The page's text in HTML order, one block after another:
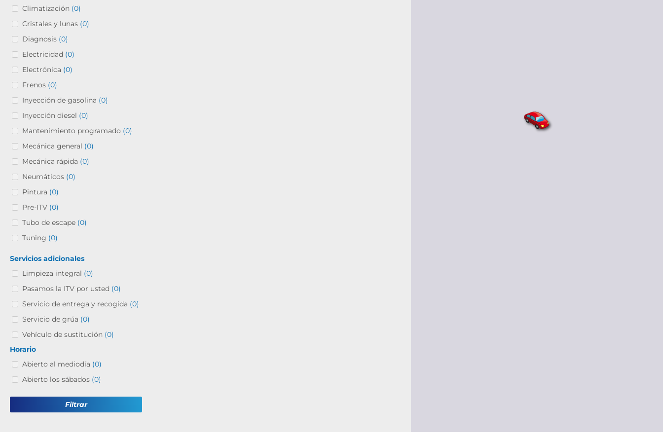
Climatización (0)
Cristales y lunas (0)
Diagnosis (0)
Electricidad (0)
Electrónica (0)
Frenos (0)
Inyección de gasolina (0)
Inyección diesel (0)
Mantenimiento programado (0)
Mecánica general (0)
Mecánica rápida (0)
Neumáticos (0)
Pintura (0)
Pre-ITV (0)
Tubo de escape (0)
Tuning (0)
Servicios adicionales
Limpieza integral (0)
Pasamos la ITV por usted (0)
Servicio de entrega y recogida (0)
Servicio de grúa (0)
Vehículo de sustitución (0)
Horario
Abierto al mediodía (0)
Abierto los sábados (0)
Filtrar